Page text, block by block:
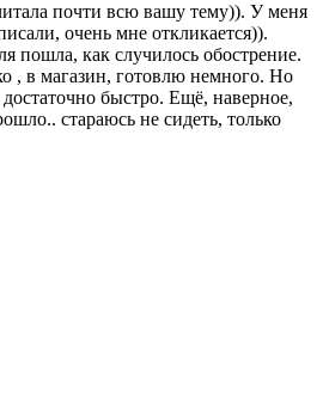
почти всю вашу тему)). У меня
очень мне откликается)).
пошла, как случилось обострение.
, в магазин, готовлю немного. Но
быстро. Ещё, наверное,
стараюсь не сидеть, только